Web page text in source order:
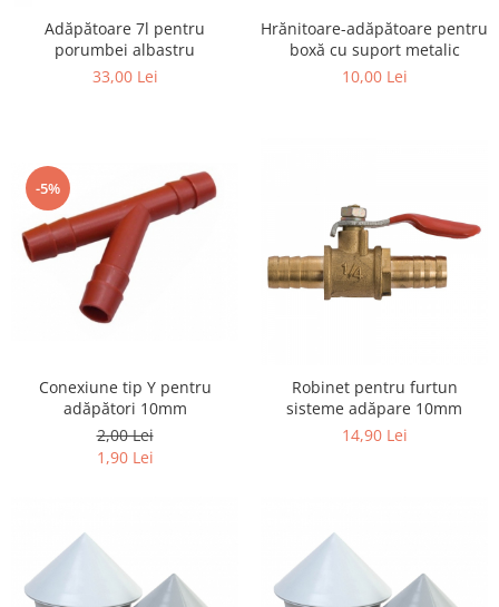
Adăpătoare 7l pentru
porumbei albastru
33,00 Lei
Hrănitoare-adăpătoare pentru
boxă cu suport metalic
10,00 Lei
-5%
Conexiune tip Y pentru
adăpători 10mm
2,00 Lei
1,90 Lei
Robinet pentru furtun
sisteme adăpare 10mm
14,90 Lei